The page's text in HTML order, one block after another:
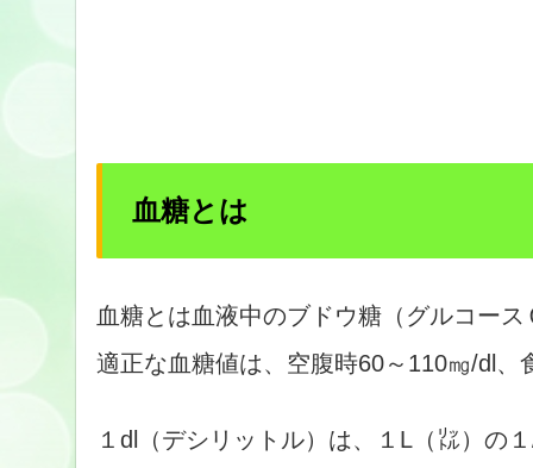
血糖とは
血糖とは血液中のブドウ糖（グルコース
適正な血糖値は、空腹時60～110㎎/dl
１dl（デシリットル）は、１L（㍑）の